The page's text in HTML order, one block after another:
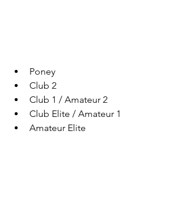
Poney
Club 2
Club 1 / Amateur 2
Club Elite / Amateur 1
Amateur Elite